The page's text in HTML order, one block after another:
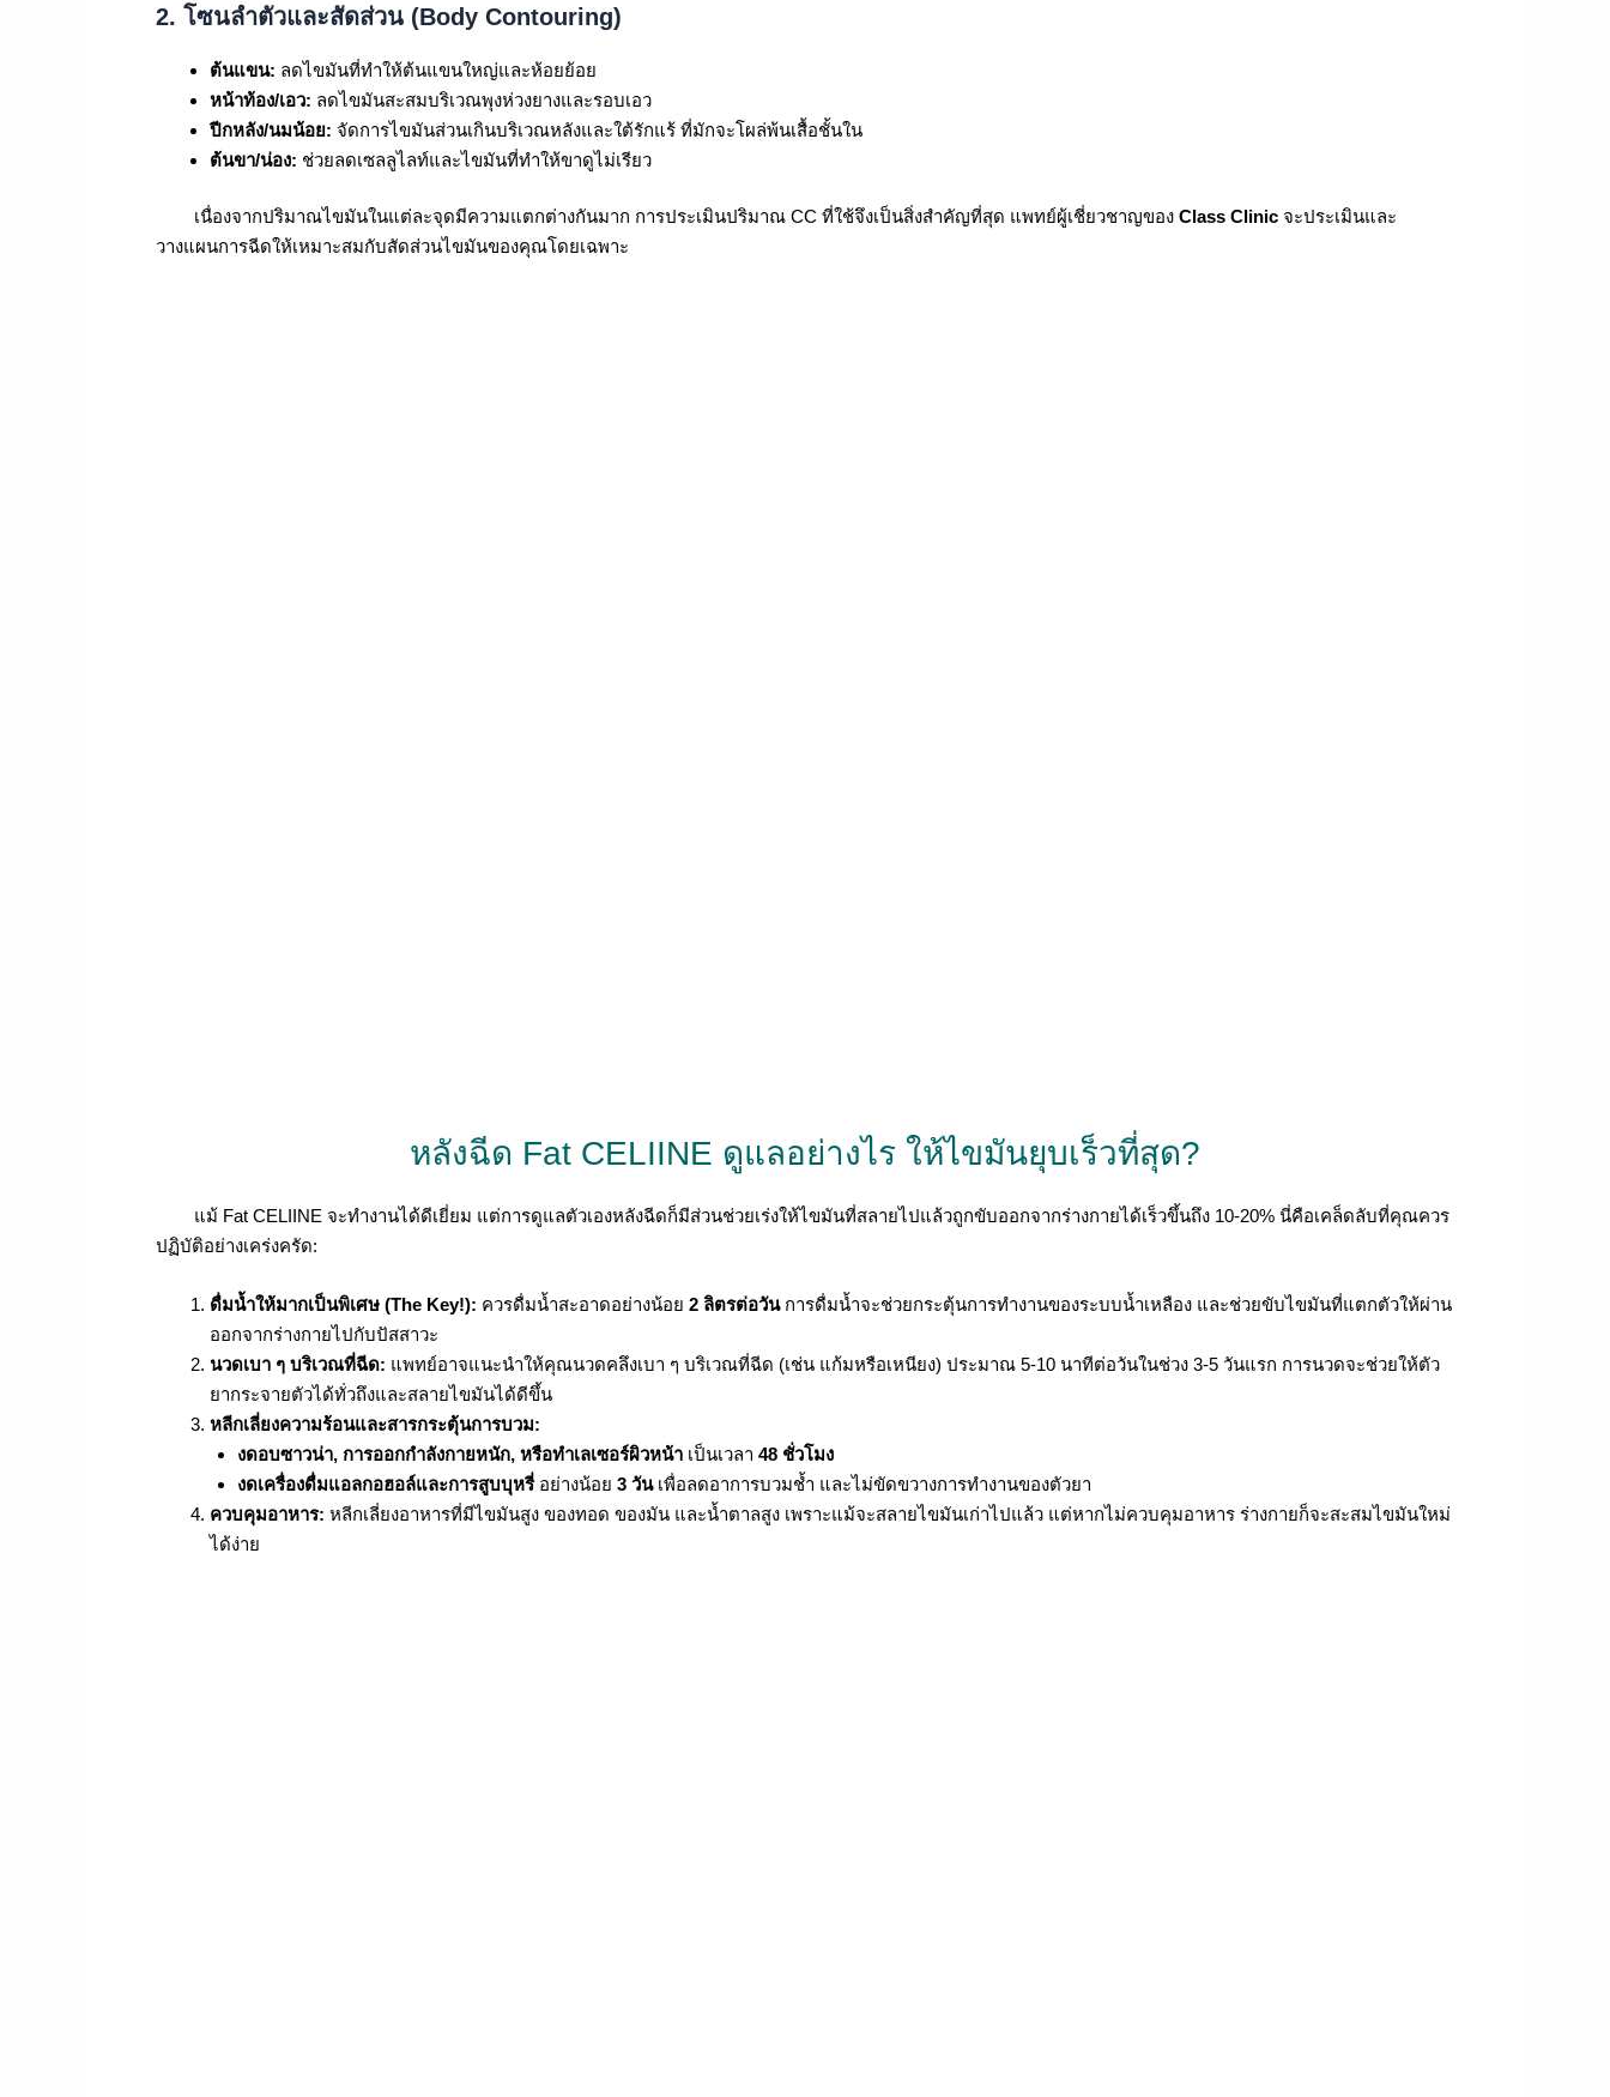
2. โซนลำตัวและสัดส่วน (Body Contouring)
ต้นแขน: ลดไขมันที่ทำให้ต้นแขนใหญ่และห้อยย้อย
หน้าท้อง/เอว: ลดไขมันสะสมบริเวณพุงห่วงยางและรอบเอว
ปีกหลัง/นมน้อย: จัดการไขมันส่วนเกินบริเวณหลังและใต้รักแร้ ที่มักจะโผล่พ้นเสื้อชั้นใน
ต้นขา/น่อง: ช่วยลดเซลลูไลท์และไขมันที่ทำให้ขาดูไม่เรียว
เนื่องจากปริมาณไขมันในแต่ละจุดมีความแตกต่างกันมาก การประเมินปริมาณ CC ที่ใช้จึงเป็นสิ่งสำคัญที่สุด แพทย์ผู้เชี่ยวชาญของ Class Clinic จะประเมินและ
วางแผนการฉีดให้เหมาะสมกับสัดส่วนไขมันของคุณโดยเฉพาะ
หลังฉีด Fat CELIINE ดูแลอย่างไร ให้ไขมันยุบเร็วที่สุด?
แม้ Fat CELIINE จะทำงานได้ดีเยี่ยม แต่การดูแลตัวเองหลังฉีดก็มีส่วนช่วยเร่งให้ไขมันที่สลายไปแล้วถูกขับออกจากร่างกายได้เร็วขึ้นถึง 10-20% นี่คือเคล็ดลับที่คุณควร
ปฏิบัติอย่างเคร่งครัด:
ดื่มน้ำให้มากเป็นพิเศษ (The Key!): ควรดื่มน้ำสะอาดอย่างน้อย 2 ลิตรต่อวันการดื่มน้ำจะช่วยกระตุ้นการทำงานของระบบน้ำเหลือง และช่วยขับไขมันที่แตกตัวให้ผ่าน
ออกจากร่างกายไปกับปัสสาวะ
นวดเบา ๆ บริเวณที่ฉีด: แพทย์อาจแนะนำให้คุณนวดคลึงเบา ๆ บริเวณที่ฉีด (เช่น แก้มหรือเหนียง) ประมาณ 5-10 นาทีต่อวันในช่วง 3-5 วันแรก การนวดจะช่วยให้ตัว
ยากระจายตัวได้ทั่วถึงและสลายไขมันได้ดีขึ้น
หลีกเลี่ยงความร้อนและสารกระตุ้นการบวม:
งดอบซาวน่า, การออกกำลังกายหนัก, หรือทำเลเซอร์ผิวหน้าเป็นเวลา 48 ชั่วโมง
งดเครื่องดื่มแอลกอฮอล์และการสูบบุหรี่อย่างน้อย 3 วันเพื่อลดอาการบวมช้ำ และไม่ขัดขวางการทำงานของตัวยา
ควบคุมอาหาร: หลีกเลี่ยงอาหารที่มีไขมันสูง ของทอด ของมัน และน้ำตาลสูง เพราะแม้จะสลายไขมันเก่าไปแล้ว แต่หากไม่ควบคุมอาหาร ร่างกายก็จะสะสมไขมันใหม่
ได้ง่าย